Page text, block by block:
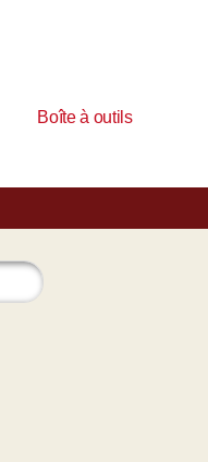
Boîte à outils